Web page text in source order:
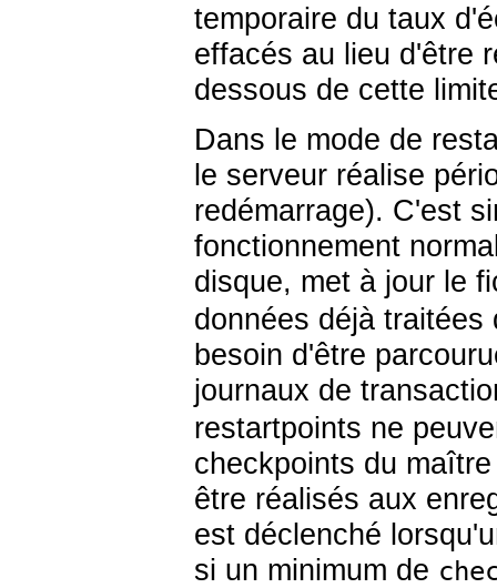
temporaire du taux
effacés au lieu d'être
dessous de cette
Dans le mode de
le serveur réalise
redémarrage). C'est
fonctionnement
disque, met à jour le
données déjà
besoin d'être
journaux de
restartpoints ne
checkpoints du
être réalisés aux
est déclenché
si un minimum de